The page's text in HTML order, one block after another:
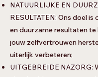
NATUURLIJKE EN
RESULTATEN: Ons doel is
en duurzame resultaten te
jouw zelfvertrouwen
uiterlijk verbeteren;
UITGEBREIDE NAZORG: